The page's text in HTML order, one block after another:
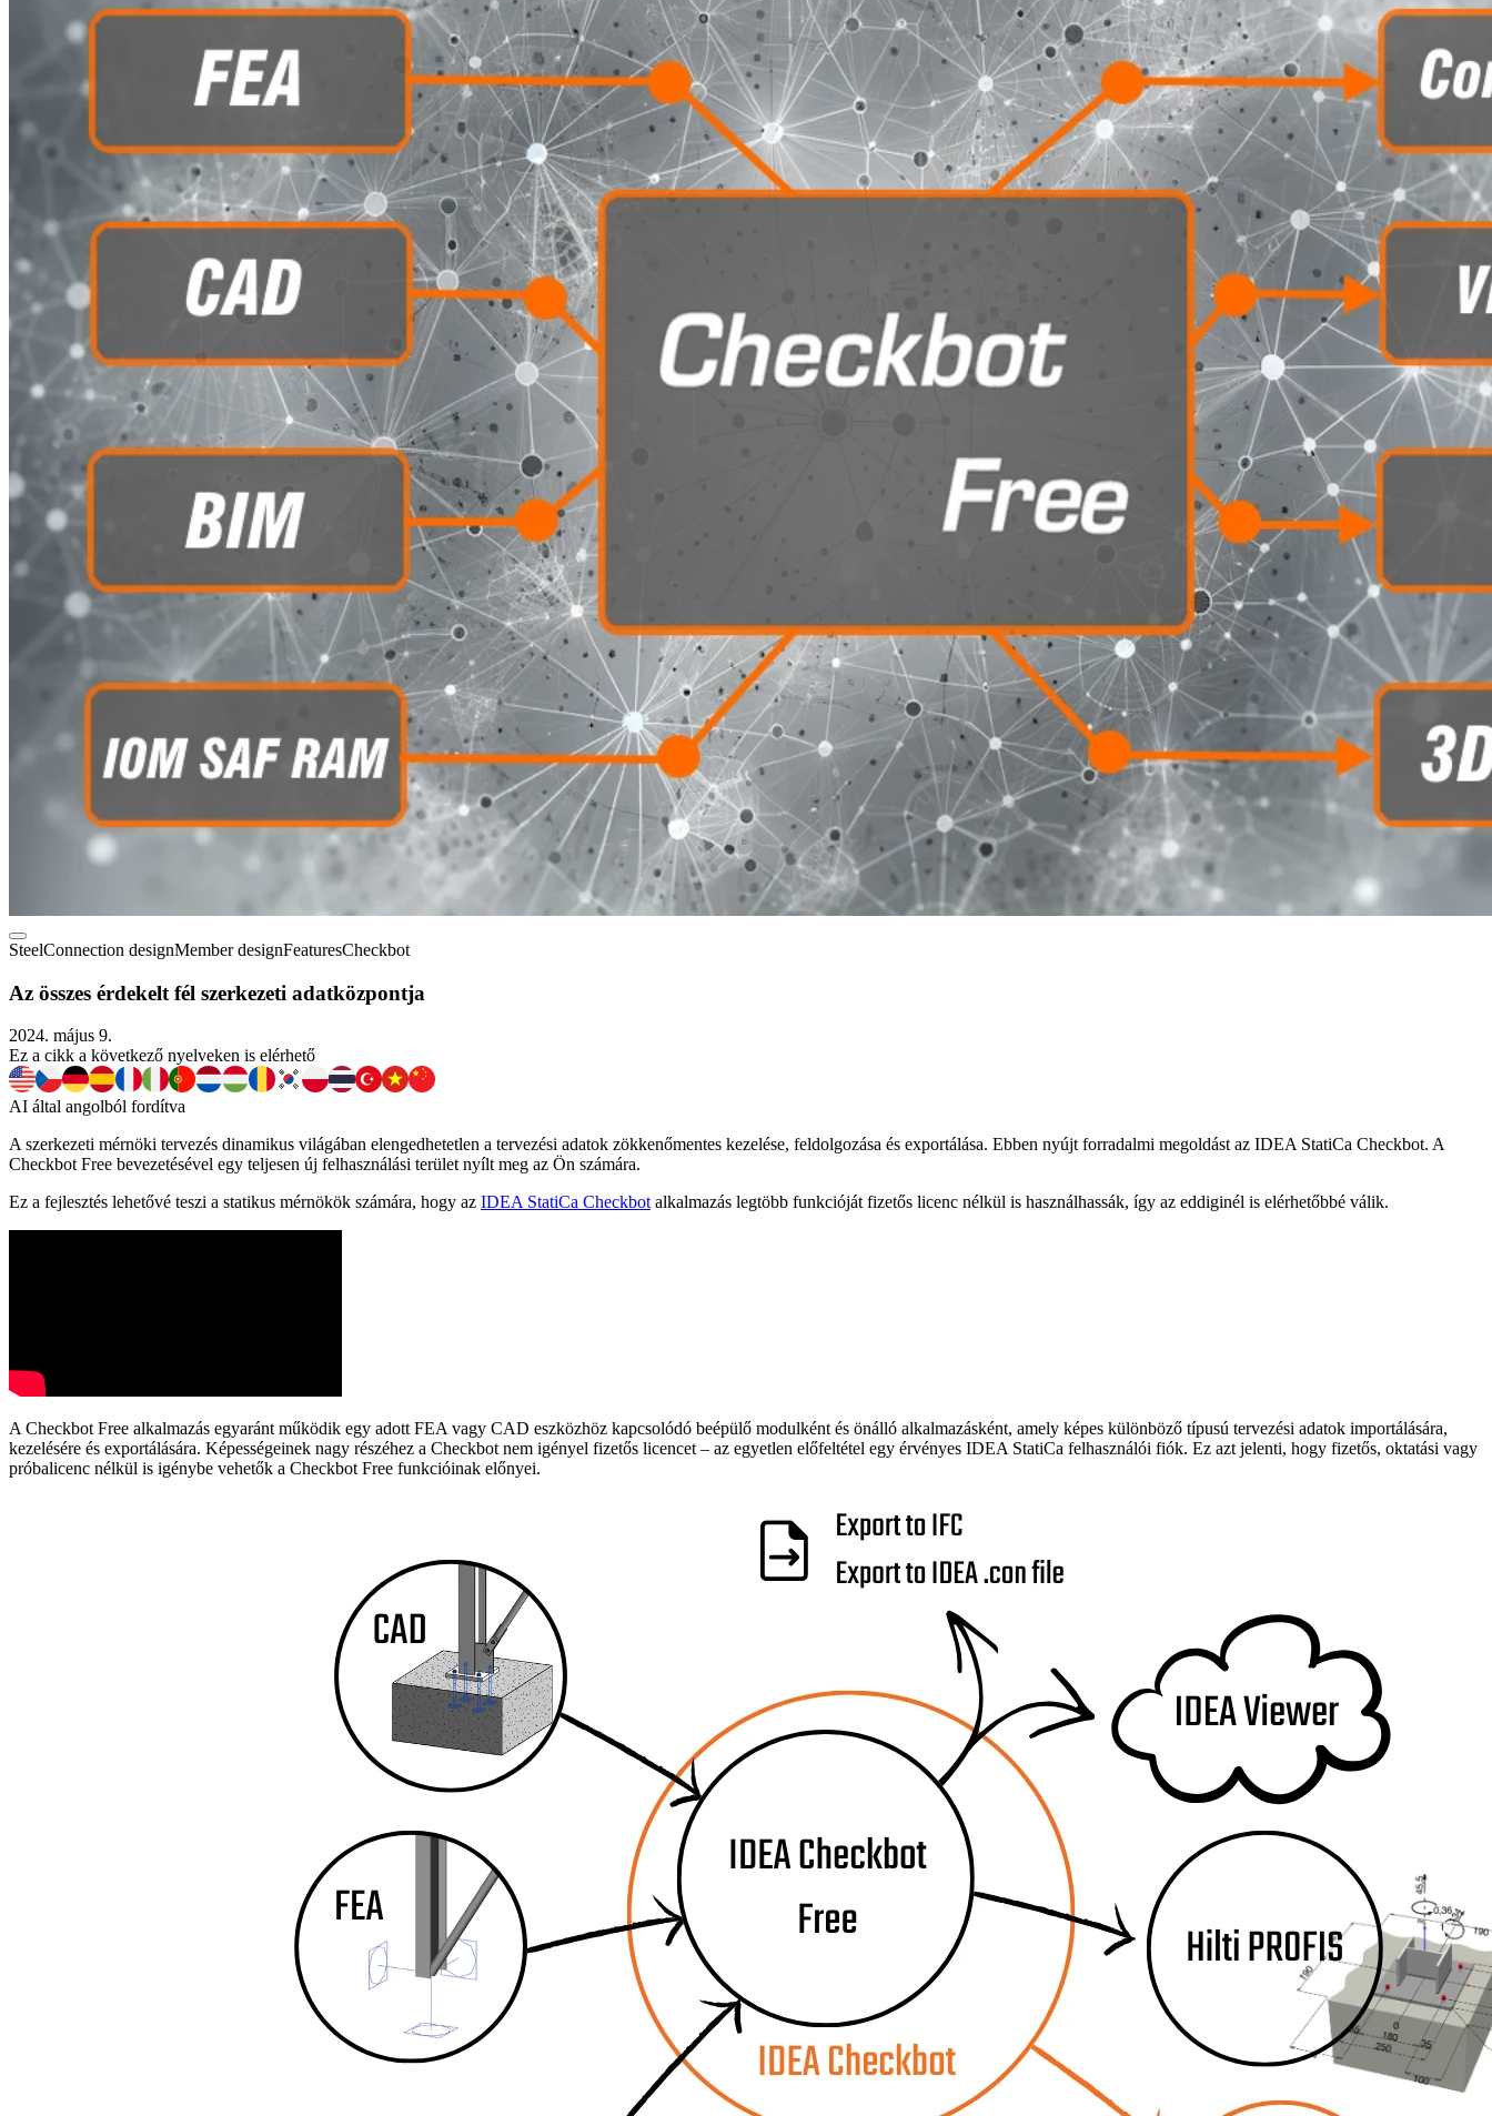
SteelConnection designMember designFeaturesCheckbot
Az összes érdekelt fél szerkezeti adatközpontja
2024. május 9.
Ez a cikk a következő nyelveken is elérhető
AI által angolból fordítva
A szerkezeti mérnöki tervezés dinamikus világában elengedhetetlen a tervezési adatok zökkenőmentes kezelése, feldolgozása és exportálása. Ebben nyújt forradalmi megoldást az IDEA StatiCa Checkbot. A
Checkbot Free bevezetésével egy teljesen új felhasználási terület nyílt meg az Ön számára.
Ez a fejlesztés lehetővé teszi a statikus mérnökök számára, hogy az IDEA StatiCa Checkbotalkalmazás legtöbb funkcióját fizetős licenc nélkül is használhassák, így az eddiginél is elérhetőbbé válik.
A Checkbot Free alkalmazás egyaránt működik egy adott FEA vagy CAD eszközhöz kapcsolódó beépülő modulként és önálló alkalmazásként, amely képes különböző típusú tervezési adatok importálására,
kezelésére és exportálására. Képességeinek nagy részéhez a Checkbot nem igényel fizetős licencet – az egyetlen előfeltétel egy érvényes IDEA StatiCa felhasználói fiók. Ez azt jelenti, hogy fizetős, oktatási vagy
próbalicenc nélkül is igénybe vehetők a Checkbot Free funkcióinak előnyei.